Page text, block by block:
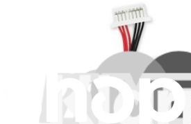
Clavier rétroéclairé Dell Inspiron
Changez l'ensemble clavier endommagé
Garantie à vie
Afficher